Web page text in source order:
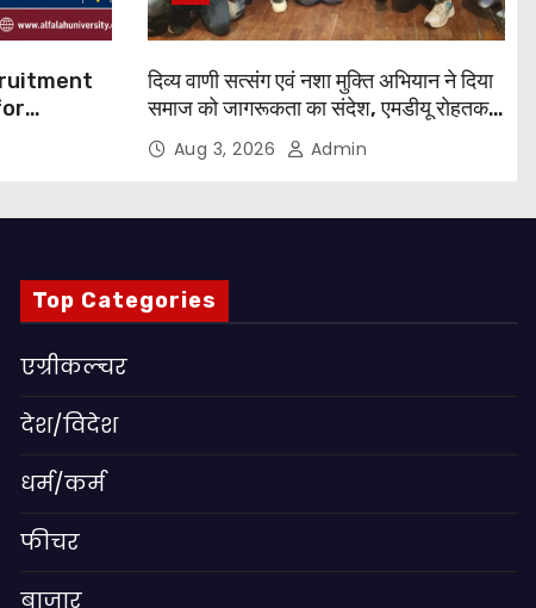
दिव्य वाणी सत्संग एवं नशा मुक्ति अभियान ने दिया
समाज को जागरूकता का संदेश, एमडीयू रोहतक में
हजारों लोगों ने लिया संकल्प
Aug 3, 2026 Admin
Top Categories
एग्रीकल्चर
देश/विदेश
धर्म/कर्म
फीचर
बाजार